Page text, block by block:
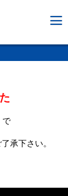
で
承下さい。